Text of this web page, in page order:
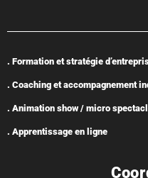
. Formation et stratégie
. Coaching et accompagnement
. Animation show / micro
. Apprentissage en ligne